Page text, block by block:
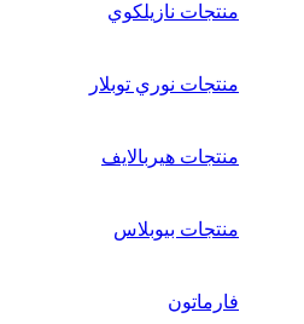
منتجات نازيلكوي
منتجات نوري توبلار
منتجات هيربالايف
منتجات بيوبلاس
فارماتون